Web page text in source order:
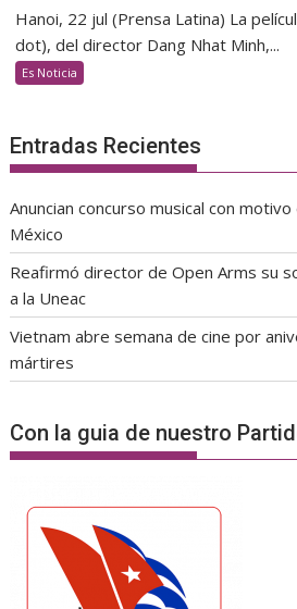
Hanoi, 22 jul (Prensa Latina) La
dot), del director Dang Nhat Minh,...
Es Noticia
Entradas Recientes
Anuncian concurso musical con
México
Reafirmó director de Open Arms su
a la Uneac
Vietnam abre semana de cine por
mártires
Con la guia de nuestro